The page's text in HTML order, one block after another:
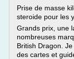
Prise de masse
steroide pour les
Grands prix, une
nombreuses
British Dragon.
des cartes et